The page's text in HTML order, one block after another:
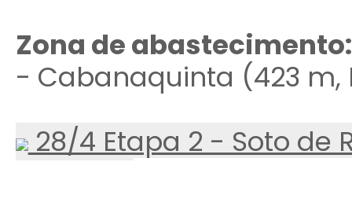
Zona de
- Cabanaquinta (423 m,
28/4 Etapa 2 - Soto de